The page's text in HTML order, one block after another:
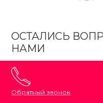
ОСТАЛИСЬ
НАМИ
Обратный звонок